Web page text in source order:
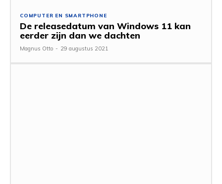
COMPUTER EN SMARTPHONE
De releasedatum van Windows 11 kan
eerder zijn dan we dachten
Magnus Otto - 29 augustus 2021